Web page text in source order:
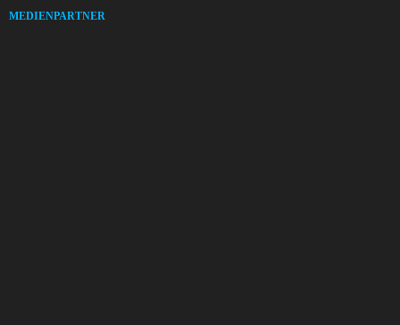
MEDIENPARTNER